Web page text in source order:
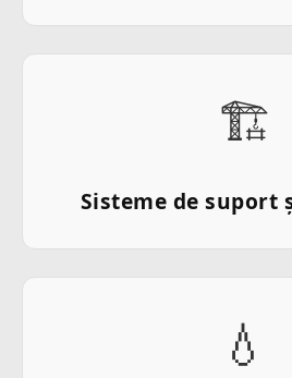
🏗️
Sisteme de suport
💧